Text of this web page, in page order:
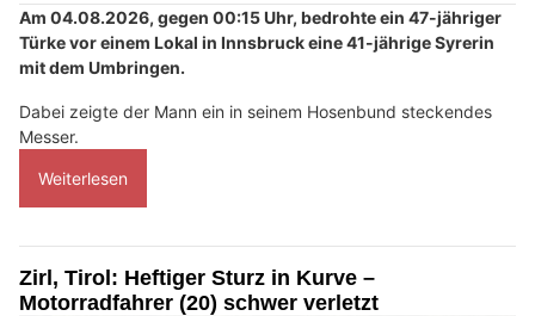
Am 04.08.2026, gegen 00:15 Uhr, bedrohte ein 47-jähriger
Türke vor einem Lokal in Innsbruck eine 41-jährige Syrerin
mit dem Umbringen.
Dabei zeigte der Mann ein in seinem Hosenbund steckendes
Messer.
Weiterlesen
Zirl, Tirol: Heftiger Sturz in Kurve –
Motorradfahrer (20) schwer verletzt